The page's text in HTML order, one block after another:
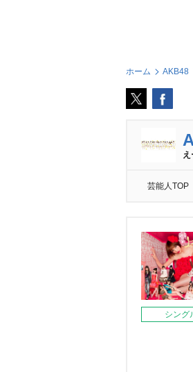
ホーム AKB48
芸能人TOP
シング